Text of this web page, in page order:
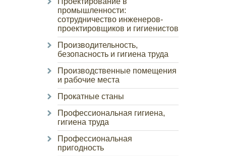
промышленности:
сотрудничество инженеров-
проектировщиков и гигиенистов
Производительность,
безопасность и гигиена труда
Производственные помещения
и рабочие места
Прокатные станы
Профессиональная гигиена,
гигиена труда
Профессиональная
пригодность